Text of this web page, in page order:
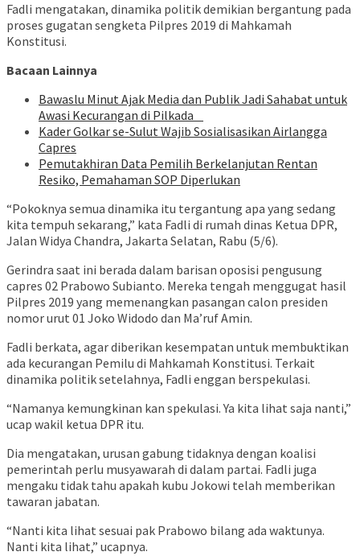
Fadli mengatakan, dinamika politik demikian bergantung pada
proses gugatan sengketa Pilpres 2019 di Mahkamah
Konstitusi.
Bacaan Lainnya
Bawaslu Minut Ajak Media dan Publik Jadi Sahabat untuk
Awasi Kecurangan di Pilkada
Kader Golkar se-Sulut Wajib Sosialisasikan Airlangga
Capres
Pemutakhiran Data Pemilih Berkelanjutan Rentan
Resiko, Pemahaman SOP Diperlukan
“Pokoknya semua dinamika itu tergantung apa yang sedang
kita tempuh sekarang,” kata Fadli di rumah dinas Ketua DPR,
Jalan Widya Chandra, Jakarta Selatan, Rabu (5/6).
Gerindra saat ini berada dalam barisan oposisi pengusung
capres 02 Prabowo Subianto. Mereka tengah menggugat hasil
Pilpres 2019 yang memenangkan pasangan calon presiden
nomor urut 01 Joko Widodo dan Ma’ruf Amin.
Fadli berkata, agar diberikan kesempatan untuk membuktikan
ada kecurangan Pemilu di Mahkamah Konstitusi. Terkait
dinamika politik setelahnya, Fadli enggan berspekulasi.
“Namanya kemungkinan kan spekulasi. Ya kita lihat saja nanti,”
ucap wakil ketua DPR itu.
Dia mengatakan, urusan gabung tidaknya dengan koalisi
pemerintah perlu musyawarah di dalam partai. Fadli juga
mengaku tidak tahu apakah kubu Jokowi telah memberikan
tawaran jabatan.
“Nanti kita lihat sesuai pak Prabowo bilang ada waktunya.
Nanti kita lihat,” ucapnya.